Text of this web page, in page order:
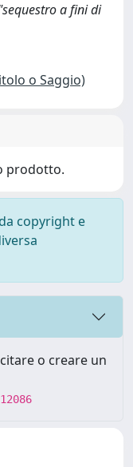
a fini di
o Saggio)
prodotto.
copyright e
o creare un